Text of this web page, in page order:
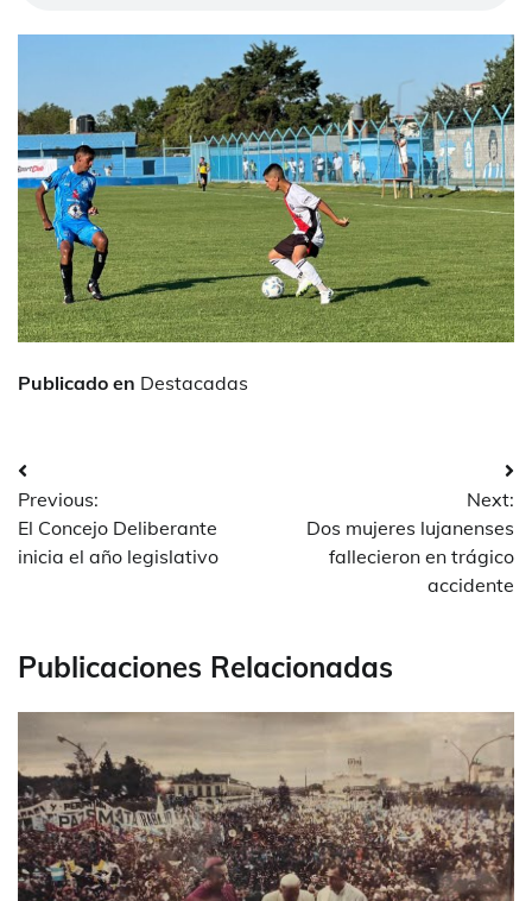
Publicado en Destacadas
Navegación
de
entradas
Previous:
El Concejo Deliberante
inicia el año legislativo
Next:
Dos mujeres lujanenses
fallecieron en trágico
accidente
Publicaciones Relacionadas